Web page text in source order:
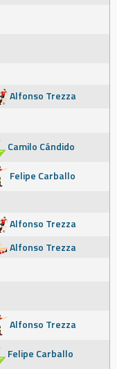
Alfonso Trezza
Camilo Cándido
Felipe Carballo
Alfonso Trezza
Alfonso Trezza
Alfonso Trezza
Felipe Carballo